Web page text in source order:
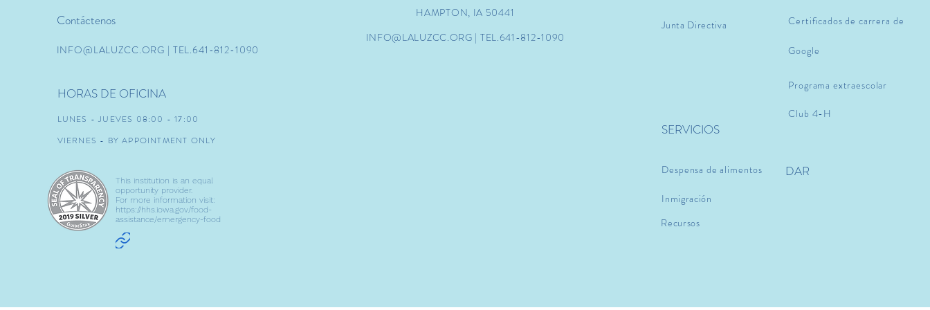
Contáctenos
INFO@LALUZCC.ORG | TEL.641-812-1090
HORAS DE OFICINA
LUNES - JUEVES 08:00 - 17:00
VIERNES - BY APPOINTMENT ONLY
This institution is an equal
opportunity provider.
For more information visit:
https://hhs.iowa.gov/food-
assistance/emergency-food
HAMPTON, IA 50441
INFO@LALUZCC.ORG | TEL.641-812-1090
Junta Directiva Certificados de carrera de
Google
SERVICIOS
Club 4-H
Programa extraescolar
Despensa de alimentos
Inmigración
Recursos
DAR